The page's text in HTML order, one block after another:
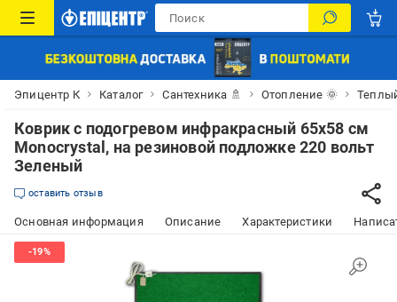
Эпицентр К Каталог Сантехника 🚿 Отопление 🌞
Коврик с подогревом инфракрасный 65х58 см
Monocrystal, на резиновой подложке 220 вольт
Зеленый
оставить отзыв
Основная информация Описание Характеристики